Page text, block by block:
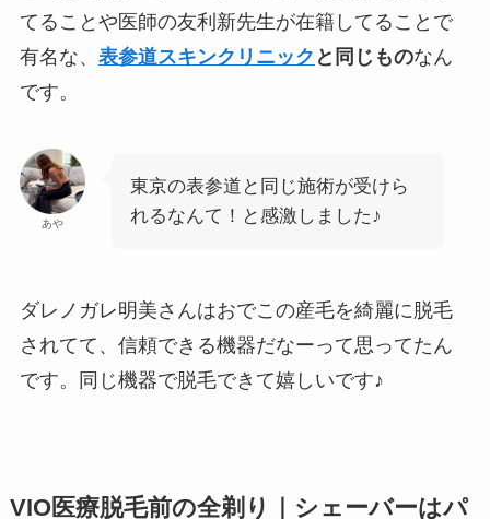
てることや医師の友利新先生が在籍してることで
有名な、 表参道スキンクリニック と同じものなん
です。
あや
東京の表参道と同じ施術が受けら
れるなんて！と感激しました♪
ダレノガレ明美さんはおでこの産毛を綺麗に脱毛
されてて、信頼できる機器だなーって思ってたん
です。同じ機器で脱毛できて嬉しいです♪
VIO医療脱毛前の全剃り｜シェーバーはパ